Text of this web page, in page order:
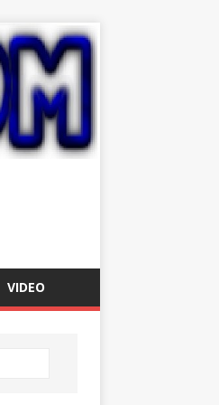
VIDEO